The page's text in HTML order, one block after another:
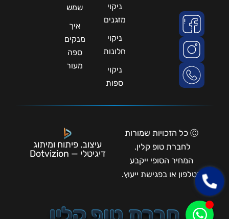
ניקוי
מזגנים
ניקוי
חלונות
ניקוי
ספות
שמש
איך
מנקים
ספה
מעור
Ⓒ כל הזכויות שמורות
לחברת טופ קלין.
המחיר הסופי ייקבע
בטלפון או בפגישת ייעוץ.
עיצוב, פיתוח ומיתוג
דיגיטלי — Dotvizion